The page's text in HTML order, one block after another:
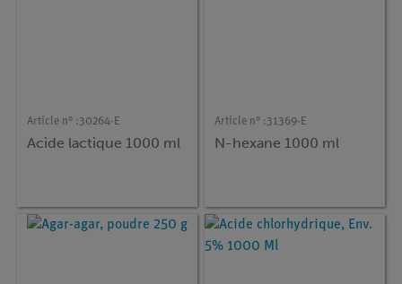
Article n° :30264-E
Acide lactique 1000 ml
Article n° :31369-E
N-hexane 1000 ml